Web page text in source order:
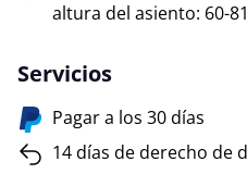
altura del asiento: 60-
Servicios
Pagar a los 30 días
14 días de derecho de